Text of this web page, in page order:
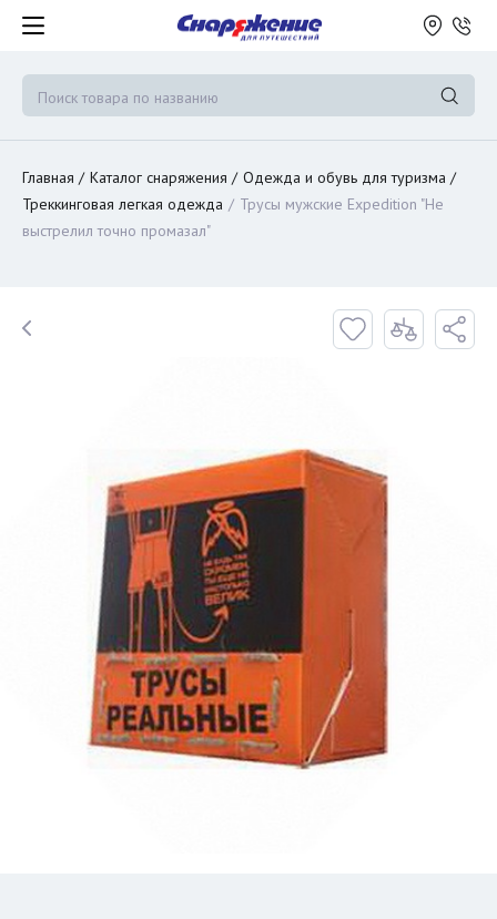
Главная Каталог снаряжения
Одежда и обувь для туризма
Треккинговая легкая одежда
Трусы мужские Expedition "Не
выстрелил точно промазал"